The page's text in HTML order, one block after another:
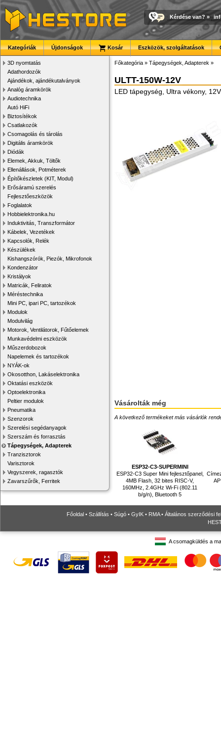
Kérdése van? »
Kategóriák Újdonságok Kosár Eszközök, szolgáltatások
3D nyomtatás
Adathordozók
Ajándékok, ajándékutalványok
Analóg áramkörök
Audiotechnika
Autó HiFi
Biztosítékok
Csatlakozók
Csomagolás és tárolás
Digitális áramkörök
Diódák
Elemek, Akkuk, Töltők
Ellenállások, Potméterek
Építőkészletek (KIT, Modul)
Erősáramú szerelés
Fejlesztőeszközök
Foglalatok
Hobbielektronika.hu
Induktivitás, Transzformátor
Kábelek, Vezetékek
Kapcsolók, Relék
Készülékek
Kishangszórók, Piezók, Mikrofonok
Kondenzátor
Kristályok
Matricák, Feliratok
Méréstechnika
Mini PC, ipari PC, tartozékok
Modulok
Modulvilág
Motorok, Ventilátorok, Fűtőelemek
Munkavédelmi eszközök
Műszerdobozok
Napelemek és tartozékok
NYÁK-ok
Okosotthon, Lakáselektronika
Oktatási eszközök
Optoelektronika
Peltier modulok
Pneumatika
Szenzorok
Szerelési segédanyagok
Szerszám és forrasztás
Tápegységek, Adapterek
Tranzisztorok
Varisztorok
Vegyszerek, ragasztók
Zavarszűrők, Ferritek
Főkategória » Tápegységek, Adapterek »
ULTT-150W-12V
LED tápegység, Ultra vékony,
Vásárolták még
A következő termékeket más vásárlók
ESP32-C3-SUPERMINI
ESP32-C3 Super Mini fejlesztőpanel,
4MB Flash, 32 bites RISC-V,
160MHz, 2.4GHz Wi-Fi (802.11
b/g/n), Bluetooth 5
Főoldal • Szállítás • Súgó • GyIK • RMA• Általános szerződési
A csomagküldés a